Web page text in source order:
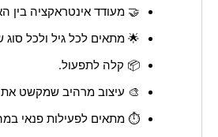
🤝 מעודד אינטראקציה בין
🌟 מתאים לכל גיל ולכל
📦 קלה לתפעול.
🎨 עיצוב מרהיב שמקשט
⏱️ מתאים לפעילות פנאי